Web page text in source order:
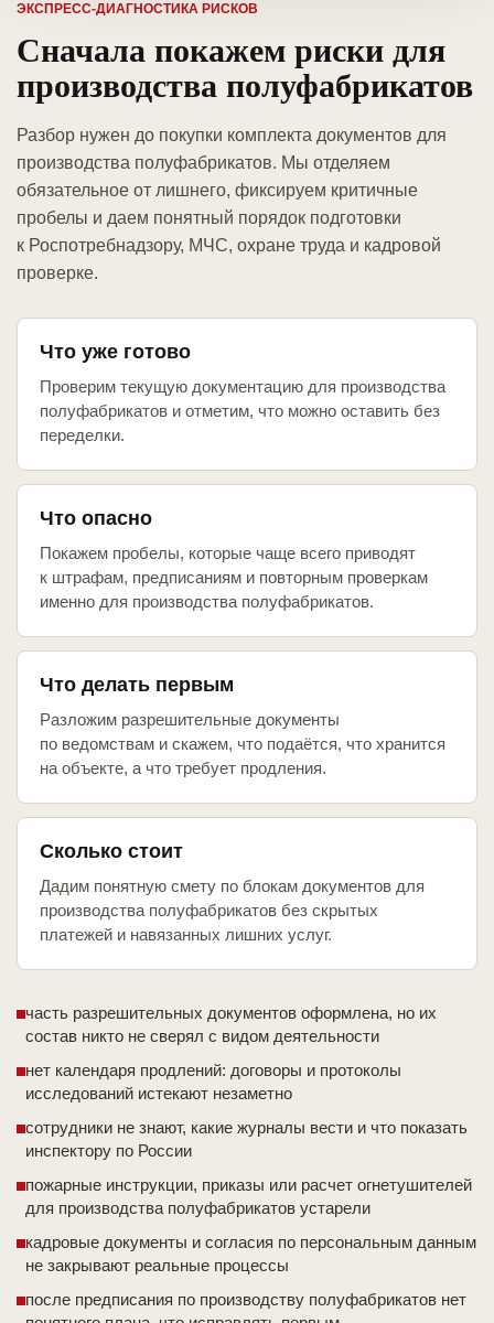
ЭКСПРЕСС-ДИАГНОСТИКА РИСКОВ
Сначала покажем риски для
производства полуфабрикатов
Разбор нужен до покупки комплекта документов для
производства полуфабрикатов. Мы отделяем
обязательное от лишнего, фиксируем критичные
пробелы и даем понятный порядок подготовки
к Роспотребнадзору, МЧС, охране труда и кадровой
проверке.
Что уже готово
Проверим текущую документацию для производства
полуфабрикатов и отметим, что можно оставить без
переделки.
Что опасно
Покажем пробелы, которые чаще всего приводят
к штрафам, предписаниям и повторным проверкам
именно для производства полуфабрикатов.
Что делать первым
Разложим разрешительные документы
по ведомствам и скажем, что подаётся, что хранится
на объекте, а что требует продления.
Сколько стоит
Дадим понятную смету по блокам документов для
производства полуфабрикатов без скрытых
платежей и навязанных лишних услуг.
часть разрешительных документов оформлена, но их
состав никто не сверял с видом деятельности
нет календаря продлений: договоры и протоколы
исследований истекают незаметно
сотрудники не знают, какие журналы вести и что показать
инспектору по России
пожарные инструкции, приказы или расчет огнетушителей
для производства полуфабрикатов устарели
кадровые документы и согласия по персональным данным
не закрывают реальные процессы
после предписания по производству полуфабрикатов нет